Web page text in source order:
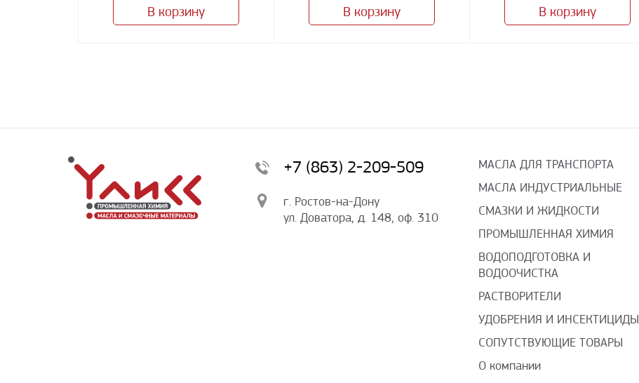
В корзину В корзину В корзину
+7 (863) 2-209-509
г. Ростов-на-Дону
ул. Доватора, д. 148, оф. 310
МАСЛА ДЛЯ ТРАНСПОРТА
МАСЛА ИНДУСТРИАЛЬНЫЕ
СМАЗКИ И ЖИДКОСТИ
ПРОМЫШЛЕННАЯ ХИМИЯ
ВОДОПОДГОТОВКА И
ВОДООЧИСТКА
РАСТВОРИТЕЛИ
УДОБРЕНИЯ И ИНСЕКТИЦИДЫ
СОПУТСТВУЮЩИЕ ТОВАРЫ
О компании